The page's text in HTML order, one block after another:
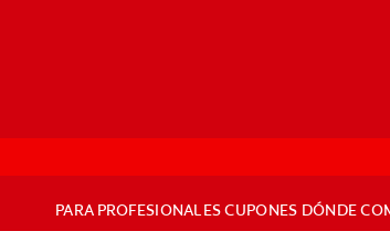
PARA PROFESIONALESCUPONES DÓNDE